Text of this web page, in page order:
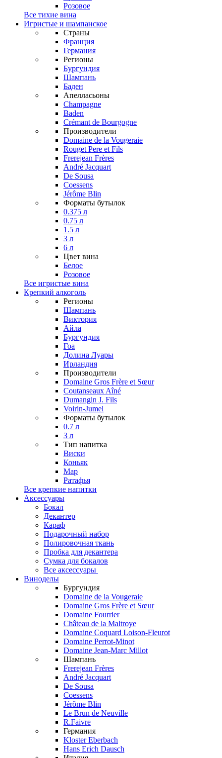
Розовое
Все тихие вина
Игристые и шампанское
Страны
Франция
Германия
Регионы
Бургундия
Шампань
Баден
Апелласьоны
Champagne
Baden
Crémant de Bourgogne
Производители
Domaine de la Vougeraie
Rouget Pere et Fils
Frerejean Frères
André Jacquart
De Sousa
Coessens
Jérôme Blin
Форматы бутылок
0.375 л
0.75 л
1.5 л
3 л
6 л
Цвет вина
Белое
Розовое
Все игристые вина
Крепкий алкоголь
Регионы
Шампань
Виктория
Айла
Бургундия
Гоа
Долина Луары
Ирландия
Производители
Domaine Gros Frère et Sœur
Coutanseaux Aîné
Dumangin J. Fils
Voirin-Jumel
Форматы бутылок
0.7 л
3 л
Тип напитка
Виски
Коньяк
Мар
Ратафья
Все крепкие напитки
Аксессуары
Бокал
Декантер
Караф
Подарочный набор
Полировочная ткань
Пробка для декантера
Сумка для бокалов
Все аксессуары
Виноделы
Бургундия
Domaine de la Vougeraie
Domaine Gros Frère et Sœur
Domaine Fourrier
Château de la Maltroye
Domaine Coquard Loison-Fleurot
Domaine Perrot-Minot
Domaine Jean-Marc Millot
Шампань
Frerejean Frères
André Jacquart
De Sousa
Coessens
Jérôme Blin
Le Brun de Neuville
R.Faivre
Германия
Kloster Eberbach
Hans Erich Dausch